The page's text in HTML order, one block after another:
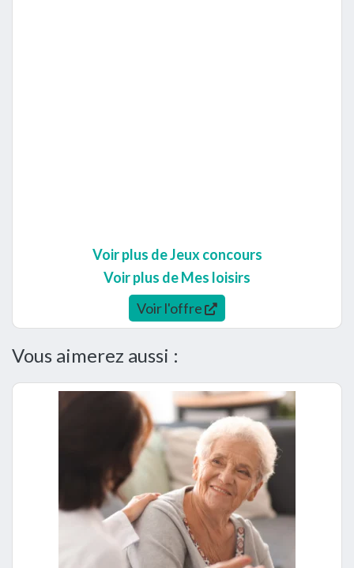
Voir plus de Jeux concours
Voir plus de Mes loisirs
Voir l'offre
Vous aimerez aussi :